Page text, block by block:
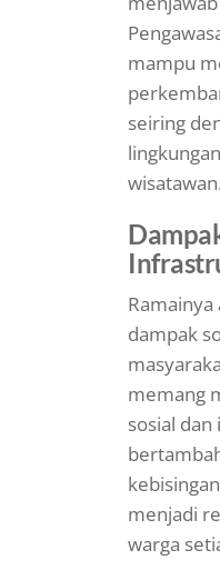
mampu
seiring
wisatawan.
dampak
memang
sosial
menjadi
warga